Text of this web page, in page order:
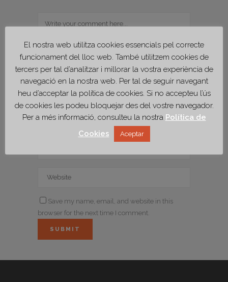
Save my name, email, and website in this
browser for the next time I comment.
El nostra web utilitza cookies essencials pel correcte
funcionament del lloc web. També utilitzem cookies de
tercers per tal d’analitzar i millorar la vostra experiència de
navegació en la nostra web. Per tal de seguir navegant
heu d’acceptar la política de cookies. Si no accepteu l’ús
de cookies les podeu bloquejar des del vostre navegador.
Per a més informació, consulteu la nostra Política de
Cookies
Aceptar